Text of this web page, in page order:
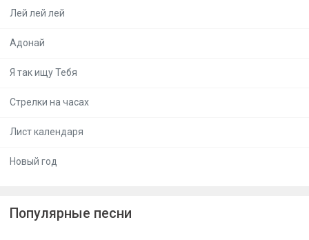
Лей лей лей
Адонай
Я так ищу Тебя
Стрелки на часах
Лист календаря
Новый год
Популярные песни